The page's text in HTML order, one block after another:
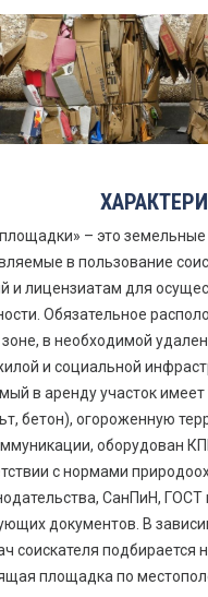
– это земельные
в пользование
и лицензиатам для
Обязательное
в необходимой
и социальной
в аренду участок имеет
бетон), огороженную
оборудован
с нормами
СанПиН, ГОСТ
документов. В
соискателя подбирается
площадка по